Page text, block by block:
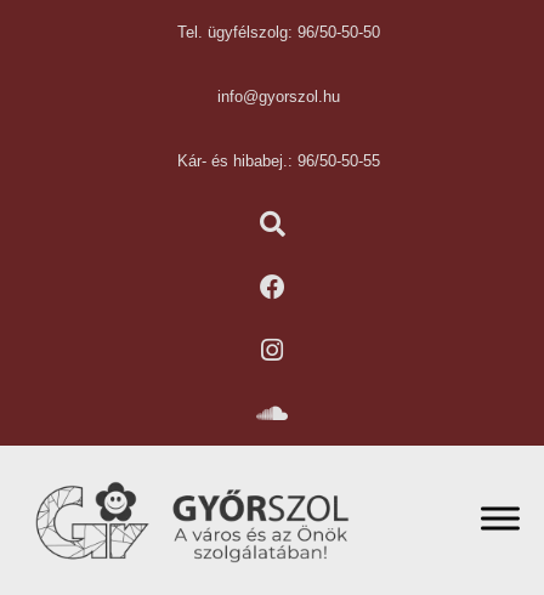
Tel. ügyfélszolg: 96/50-50-50
info@gyorszol.hu
Kár- és hibabej.: 96/50-50-55